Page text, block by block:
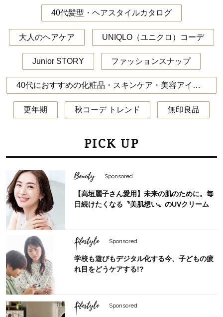
40代髪型・ヘアスタイルカタログ
大人のヘアケア UNIQLO（ユニクロ）コーデ
Junior STORY ファッションスナップ
40代におすすめの化粧品・スキンケア・美容アイテム
更年期 秋コーデ トレンド 無印良品
PICK UP
Beauty Sponsored
【高垣麗子さん愛用】未来の肌のために。毎
日続けたくなる〝美肌想い〟のUVクリーム
Lifestyle Sponsored
学校も遊びもデジタル化する今、子どもの疲
れ目をどうケアする!?
Lifestyle Sponsored